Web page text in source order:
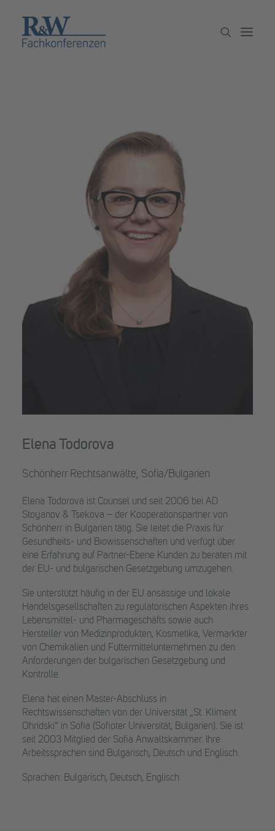
Newsletter
Elena Todorova
Schönherr Rechtsanwälte, Sofia/Bulgarien
Elena Todorova ist Counsel und seit 2006 bei AD
Stoyanov & Tsekova – der Kooperationspartner von
Schönherr in Bulgarien tätig. Sie leitet die Praxis für
Gesundheits- und Biowissenschaften und verfügt über
eine Erfahrung auf Partner-Ebene Kunden zu beraten mit
der EU- und bulgarischen Gesetzgebung umzugehen.
Sie unterstützt häufig in der EU ansässige und lokale
Handelsgesellschaften zu regulatorischen Aspekten ihres
Lebensmittel- und Pharmageschäfts sowie auch
Hersteller von Medizinprodukten, Kosmetika, Vermarkter
von Chemikalien und Futtermittelunternehmen zu den
Anforderungen der bulgarischen Gesetzgebung und
Kontrolle.
Elena hat einen Master-Abschluss in
Rechtswissenschaften von der Universität „St. Kliment
Ohridski“ in Sofia (Sofioter Universität, Bulgarien). Sie ist
seit 2003 Mitglied der Sofia Anwaltskammer. Ihre
Arbeitssprachen sind Bulgarisch, Deutsch und Englisch.
Sprachen: Bulgarisch, Deutsch, Englisch